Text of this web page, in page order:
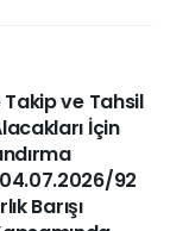
ve Tahsil
İçin
92
Barışı